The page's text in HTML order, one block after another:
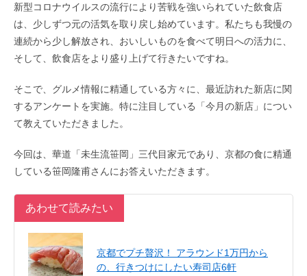
新型コロナウイルスの流行により苦戦を強いられていた飲食店
は、少しずつ元の活気を取り戻し始めています。私たちも我慢の
連続から少し解放され、おいしいものを食べて明日への活力に、
そして、飲食店をより盛り上げて行きたいですね。
そこで、グルメ情報に精通している方々に、最近訪れた新店に関
するアンケートを実施。特に注目している「今月の新店」につい
て教えていただきました。
今回は、華道「未生流笹岡」三代目家元であり、京都の食に精通
している笹岡隆甫さんにお答えいただきます。
あわせて読みたい
京都でプチ贅沢！ アラウンド1万円から
の、行きつけにしたい寿司店6軒